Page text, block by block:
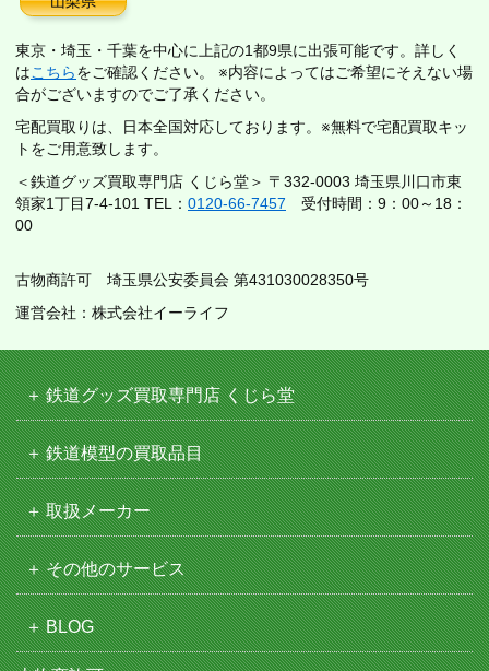
東京・埼玉・千葉を中心に上記の1都9県に出張可能です。詳しく
はこちらをご確認ください。 ※内容によってはご希望にそえない場
合がございますのでご了承ください。
宅配買取りは、日本全国対応しております。※無料で宅配買取キッ
トをご用意致します。
＜鉄道グッズ買取専門店 くじら堂＞ 〒332-0003 埼玉県川口市東
領家1丁目7-4-101 TEL： 0120-66-7457 受付時間：9：00～18：
00
古物商許可 埼玉県公安委員会 第431030028350号
運営会社：株式会社イーライフ
鉄道グッズ買取専門店 くじら堂
鉄道模型の買取品目
取扱メーカー
その他のサービス
BLOG